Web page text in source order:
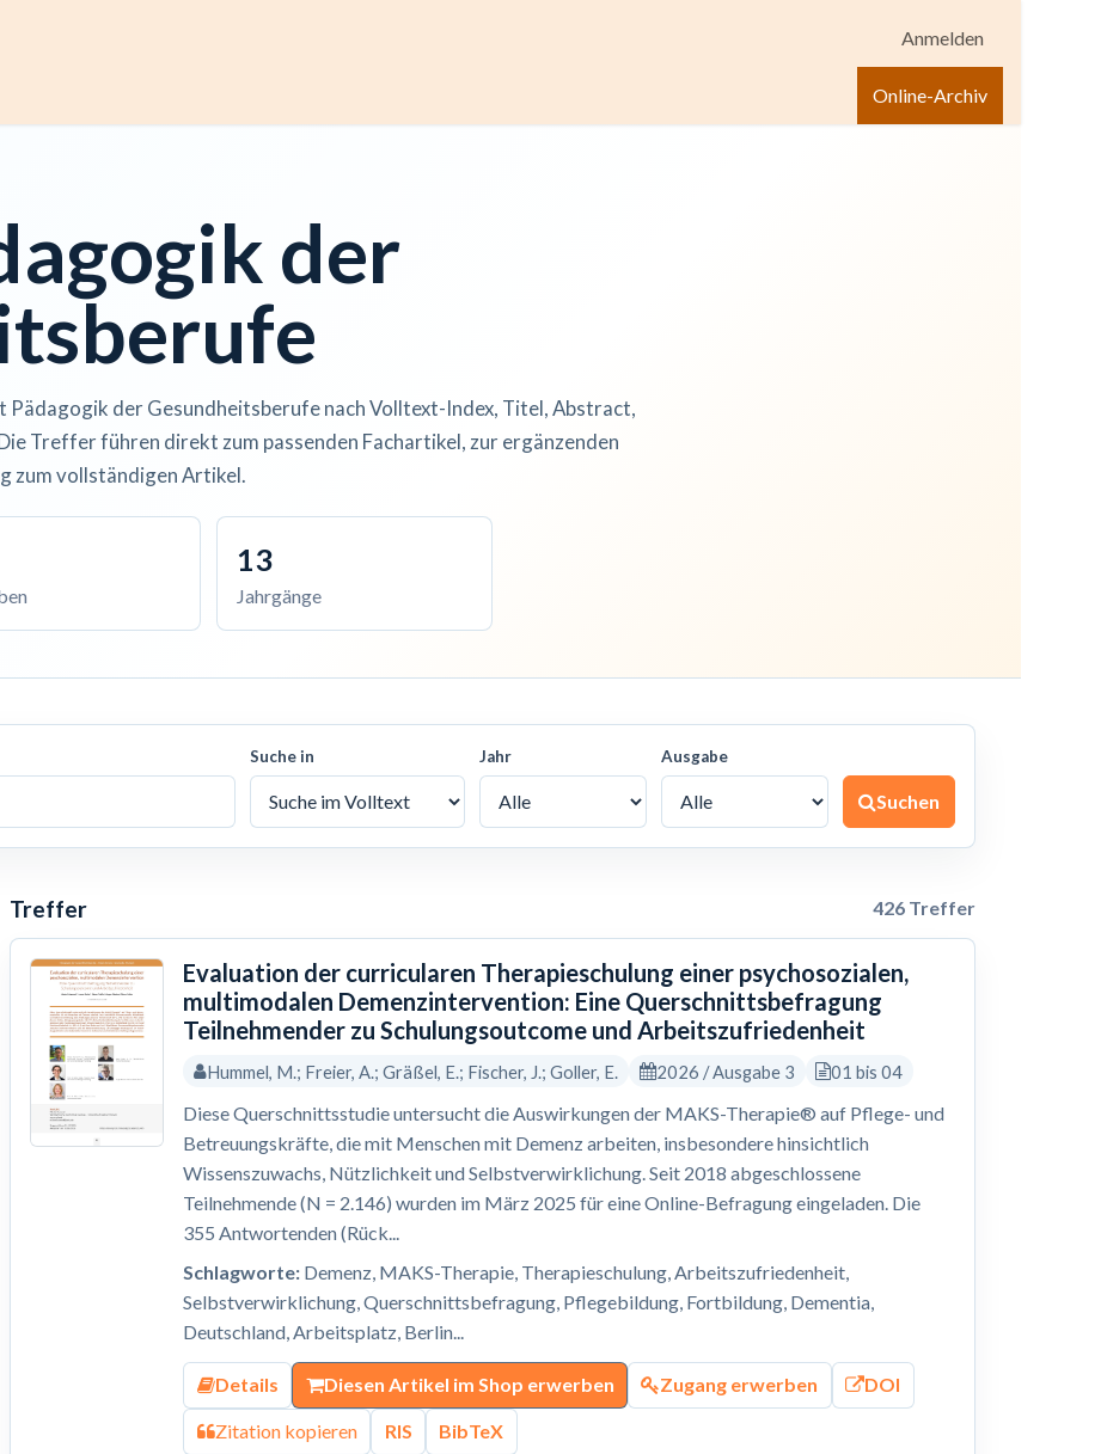
Anmelden
Online-Archiv
der
der Gesundheitsberufe nach Volltext-Index, Titel, Abstract,
Treffer führen direkt zum passenden Fachartikel, zur ergänzenden
zum vollständigen Artikel.
13
Jahrgänge
Suche in Jahr Ausgabe
Suchen
Treffer 426 Treffer
Evaluation der curricularen Therapieschulung einer psychosozialen,
multimodalen Demenzintervention: Eine Querschnittsbefragung
Teilnehmender zu Schulungsoutcome und Arbeitszufriedenheit
Hummel, M.; Freier, A.; Gräßel, E.; Fischer, J.; Goller, E. 2026 / Ausgabe 3 01 bis 04
Diese Querschnittsstudie untersucht die Auswirkungen der MAKS-Therapie® auf Pflege- und
Betreuungskräfte, die mit Menschen mit Demenz arbeiten, insbesondere hinsichtlich
Wissenszuwachs, Nützlichkeit und Selbstverwirklichung. Seit 2018 abgeschlossene
Teilnehmende (N = 2.146) wurden im März 2025 für eine Online-Befragung eingeladen. Die
355 Antwortenden (Rück...
Schlagworte: Demenz, MAKS-Therapie, Therapieschulung, Arbeitszufriedenheit,
Selbstverwirklichung, Querschnittsbefragung, Pflegebildung, Fortbildung, Dementia,
Deutschland, Arbeitsplatz, Berlin...
Details Diesen Artikel im Shop erwerben Zugang erwerben DOI
Zitation kopieren RIS BibTeX